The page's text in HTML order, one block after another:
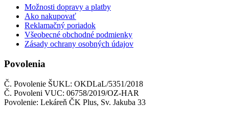
Možnosti dopravy a platby
Ako nakupovať
Reklamačný poriadok
Všeobecné obchodné podmienky
Zásady ochrany osobných údajov
Povolenia
Č. Povolenie ŠUKL: OKDLaL/5351/2018
Č. Povoleni VUC: 06758/2019/OZ-HAR
Povolenie: Lekáreň ČK Plus, Sv. Jakuba 33